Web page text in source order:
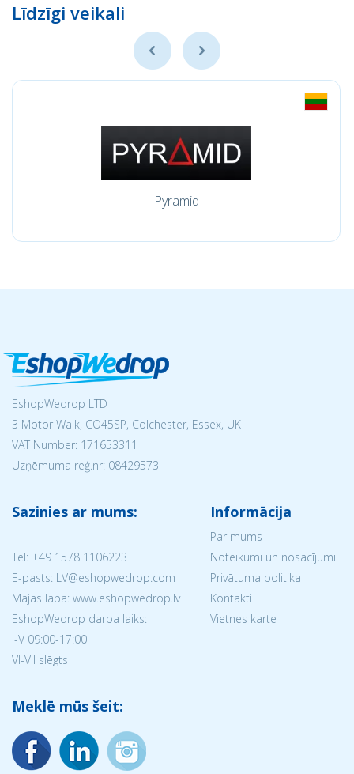
Līdzīgi veikali
Pyramid
EshopWedrop LTD
3 Motor Walk, CO45SP, Colchester, Essex, UK
VAT Number: 171653311
Uzņēmuma reģ.nr: 08429573
Sazinies ar mums:
Tel: +49 1578 1106223
E-pasts: LV@eshopwedrop.com
Mājas lapa: www.eshopwedrop.lv
EshopWedrop darba laiks:
I-V 09:00-17:00
VI-VII slēgts
Informācija
Par mums
Noteikumi un nosacījumi
Privātuma politika
Kontakti
Vietnes karte
Meklē mūs šeit: